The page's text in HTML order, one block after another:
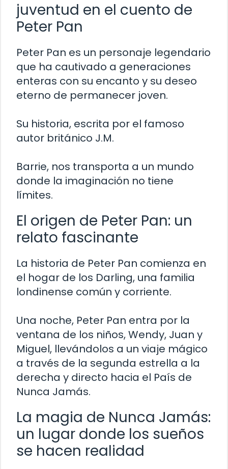
juventud en el cuento de
Peter Pan
Peter Pan es un personaje legendario
que ha cautivado a generaciones
enteras con su encanto y su deseo
eterno de permanecer joven.
Su historia, escrita por el famoso
autor británico J.M.
Barrie, nos transporta a un mundo
donde la imaginación no tiene
límites.
El origen de Peter Pan: un
relato fascinante
La historia de Peter Pan comienza en
el hogar de los Darling, una familia
londinense común y corriente.
Una noche, Peter Pan entra por la
ventana de los niños, Wendy, Juan y
Miguel, llevándolos a un viaje mágico
a través de la segunda estrella a la
derecha y directo hacia el País de
Nunca Jamás.
La magia de Nunca Jamás:
un lugar donde los sueños
se hacen realidad